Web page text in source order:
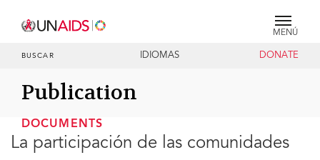
MENÚ
BUSCAR IDIOMAS DONATE
Publication
DOCUMENTS
La participación de las comunidades